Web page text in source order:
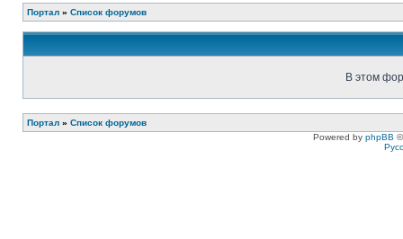
Портал » Список форумов
В этом
Портал » Список форумов
Powered by phpBB